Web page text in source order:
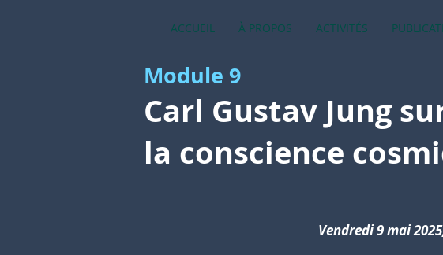
ACCUEIL À PROPOS ACTIVITÉS
Module 9
Carl Gustav Jung
la conscience
Vendredi 9 mai